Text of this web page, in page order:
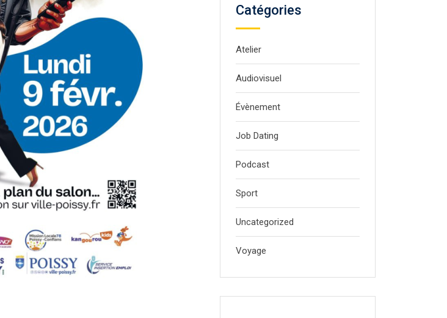
Catégories
Atelier
Audiovisuel
Évènement
Job Dating
Podcast
Sport
Uncategorized
Voyage